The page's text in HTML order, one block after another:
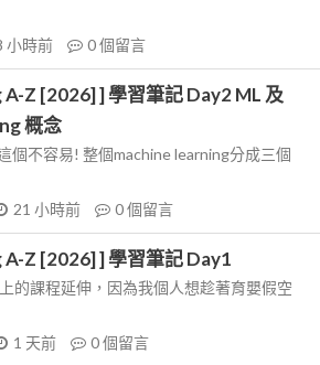
小時前 0個留言
Z [2026] ] 學習筆記 Day2 ML 及
概念
個不容易! 整個machine learning分成三個
21 小時前 0個留言
Z [2026] ] 學習筆記 Day1
的課程延伸，因為我個人想趁著育嬰假空
1 天前 0個留言